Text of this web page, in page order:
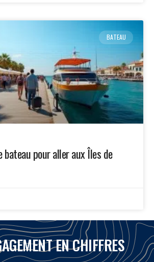
BATEAU
bateau pour aller aux Îles de
EN CHIFFRES